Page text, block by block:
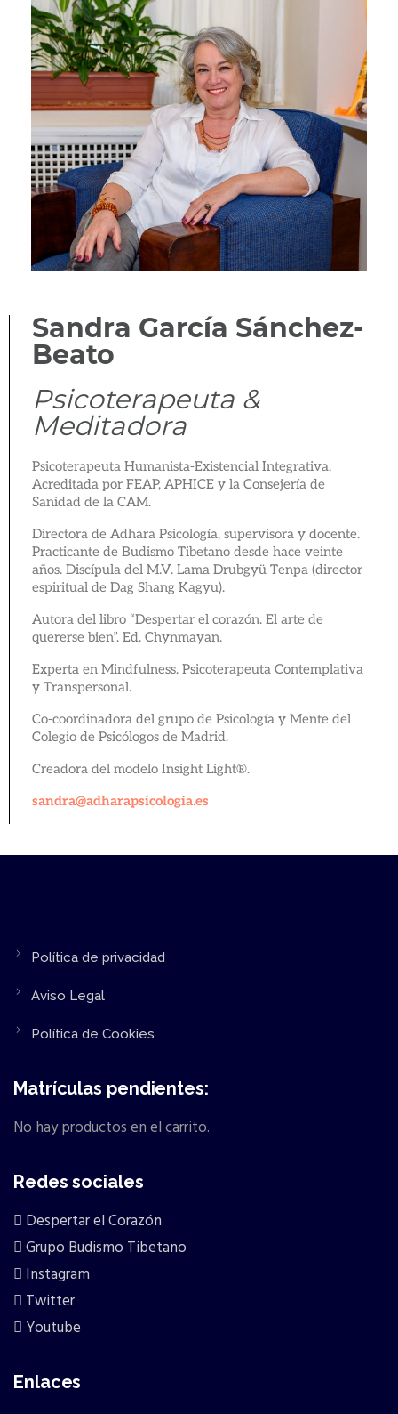
Sandra García Sánchez-
Beato
Psicoterapeuta &
Meditadora
Psicoterapeuta Humanista-Existencial Integrativa.
Acreditada por FEAP, APHICE y la Consejería de
Sanidad de la CAM.
Directora de Adhara Psicología, supervisora y docente.
Practicante de Budismo Tibetano desde hace veinte
años. Discípula del M.V. Lama Drubgyü Tenpa (director
espiritual de Dag Shang Kagyu).
Autora del libro “Despertar el corazón. El arte de
quererse bien”. Ed. Chynmayan.
Experta en Mindfulness. Psicoterapeuta Contemplativa
y Transpersonal.
Co-coordinadora del grupo de Psicología y Mente del
Colegio de Psicólogos de Madrid.
Creadora del modelo Insight Light®.
sandra@adharapsicologia.es
Política de privacidad
Aviso Legal
Política de Cookies
Matrículas pendientes:
No hay productos en el carrito.
Redes sociales
Despertar el Corazón
Grupo Budismo Tibetano
Instagram
Twitter
Youtube
Enlaces